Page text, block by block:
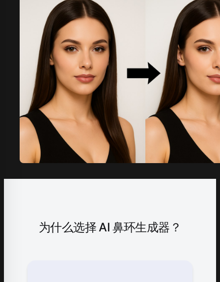
为什么选择 AI 鼻环生成器？